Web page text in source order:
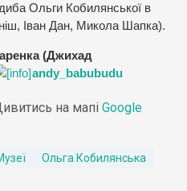
Ольги Кобилянської в
Іван Дан, Микола Шапка).
(Джихад
andy_babubudu
на мапі Google
Ольга Кобилянська